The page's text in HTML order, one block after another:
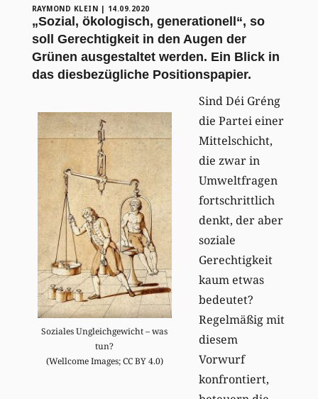
RAYMOND KLEIN | 14.09.2020
„Sozial, ökologisch, generationell“, so
soll Gerechtigkeit in den Augen der
Grünen ausgestaltet werden. Ein Blick in
das diesbezügliche Positionspapier.
Soziales Ungleichgewicht – was
tun?
(Wellcome Images; CC BY 4.0)
Sind Déi Gréng
die Partei einer
Mittelschicht,
die zwar in
Umweltfragen
fortschrittlich
denkt, der aber
soziale
Gerechtigkeit
kaum etwas
bedeutet?
Regelmäßig mit
diesem
Vorwurf
konfrontiert,